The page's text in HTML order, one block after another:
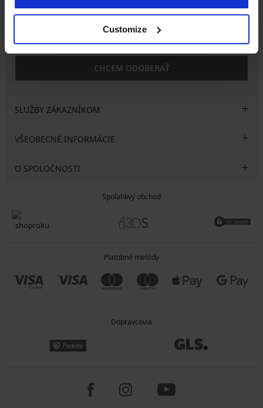
Customize
novinky
CHCEM ODOBERAŤ
SLUŽBY ZÁKAZNÍKOM
VŠEOBECNÉ INFORMÁCIE
O SPOLOČNOSTI
Spoľahlivý obchod
Platobné metódy
Dopravcovia